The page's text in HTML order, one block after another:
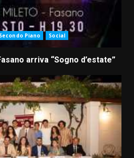
Secondo Piano Social
arriva “Sogno d’estate”